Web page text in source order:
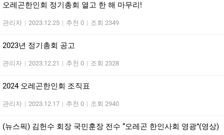
오레곤한인회 정기총회 열고 한 해 마무리!
관리자 | 2023.12.25 | 추천 0 | 조회 2349
2023년 정기총회 공고
관리자 | 2023.12.21 | 추천 0 | 조회 2328
2024 오레곤한인회 조직표
관리자 | 2023.12.17 | 추천 0 | 조회 2940
(뉴스픽) 김헌수 회장 국민훈장 전수 “오레곤 한인사회 영광”(영상)